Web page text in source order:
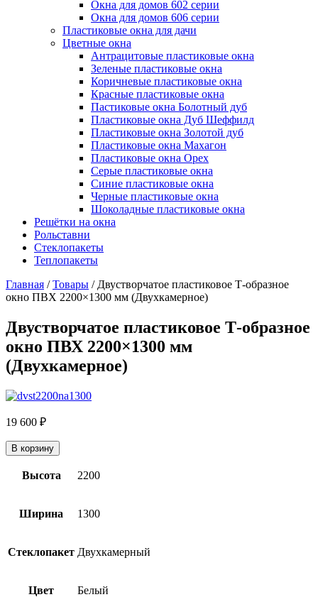
Окна для домов 602 серии
Окна для домов 606 серии
Пластиковые окна для дачи
Цветные окна
Антрацитовые пластиковые окна
Зеленые пластиковые окна
Коричневые пластиковые окна
Красные пластиковые окна
Пастиковые окна Болотный дуб
Пластиковые окна Дуб Шеффилд
Пластиковые окна Золотой дуб
Пластиковые окна Махагон
Пластиковые окна Орех
Серые пластиковые окна
Синие пластиковые окна
Черные пластиковые окна
Шоколадные пластиковые окна
Решётки на окна
Рольставни
Стеклопакеты
Теплопакеты
Главная /Товары / Двустворчатое пластиковое Т-образное
окно ПВХ 2200×1300 мм (Двухкамерное)
Двустворчатое пластиковое Т-образное
окно ПВХ 2200×1300 мм
(Двухкамерное)
19 600 ₽
В корзину
Высота 2200
Ширина 1300
Стеклопакет Двухкамерный
Цвет Белый